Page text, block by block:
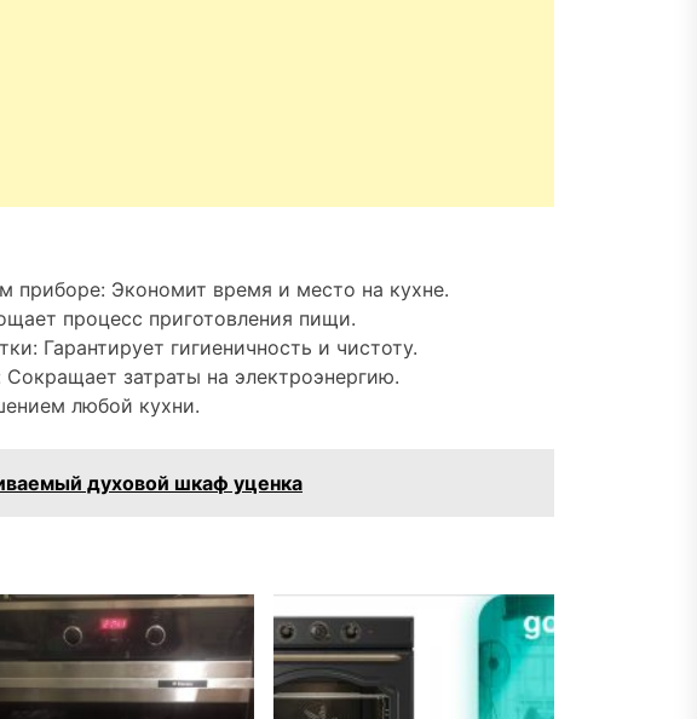
приборе: Экономит время и место на кухне.
процесс приготовления пищи.
Гарантирует гигиеничность и чистоту.
затраты на электроэнергию.
любой кухни.
духовой шкаф уценка